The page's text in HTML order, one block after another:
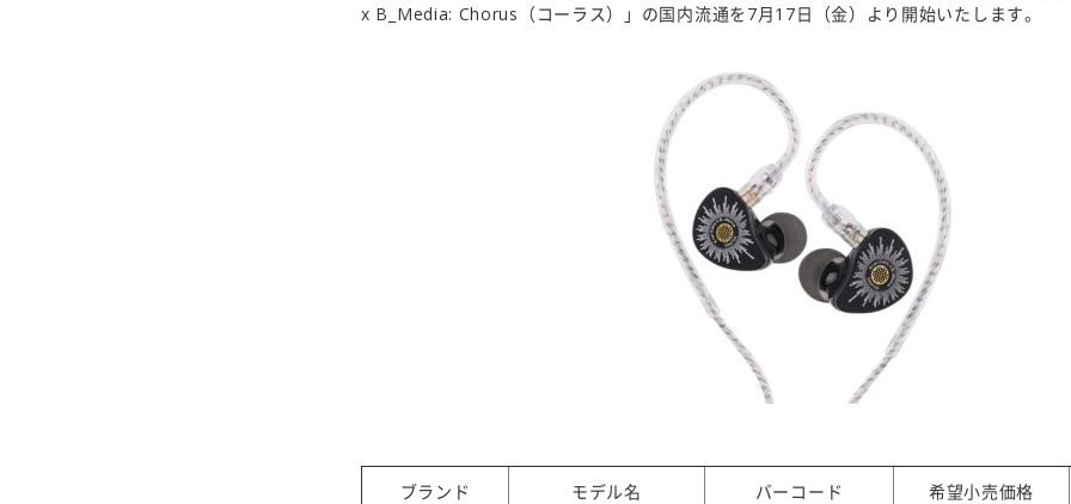
x B_Media: Chorus（コーラス）」の国内流通を7月17日（金）より開始いたします。
ブランド モデル名 バーコード 希望小売価格